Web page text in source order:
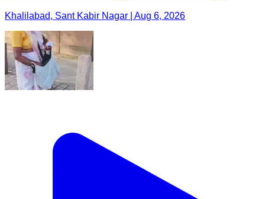
Khalilabad, Sant Kabir Nagar | Aug 6, 2026